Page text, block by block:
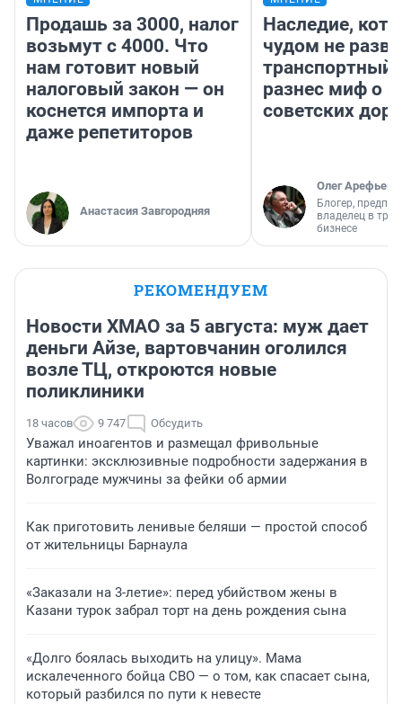
Продашь за 3000, налог
возьмут с 4000. Что
нам готовит новый
налоговый закон — он
коснется импорта и
даже репетиторов
Анастасия Завгородняя
Наследие,
чудом не
транспортный
разнес миф о
советских
Олег Арефьев
Блогер,
владелец в
бизнесе
РЕКОМЕНДУЕМ
Новости ХМАО за 5 августа: муж дает
деньги Айзе, вартовчанин оголился
возле ТЦ, откроются новые
поликлиники
18 часов 9 747 Обсудить
Уважал иноагентов и размещал фривольные
картинки: эксклюзивные подробности задержания в
Волгограде мужчины за фейки об армии
Как приготовить ленивые беляши — простой способ
от жительницы Барнаула
«Заказали на 3-летие»: перед убийством жены в
Казани турок забрал торт на день рождения сына
«Долго боялась выходить на улицу». Мама
искалеченного бойца СВО — о том, как спасает сына,
который разбился по пути к невесте